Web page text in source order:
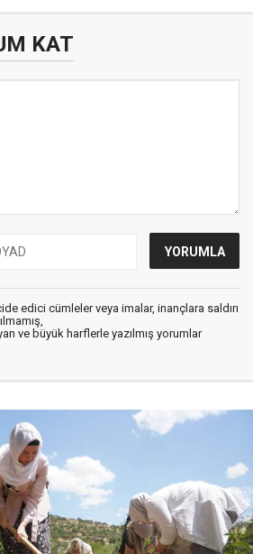
KAT
edici cümleler veya imalar, inançlara saldırı
ve büyük harflerle yazılmış yorumlar